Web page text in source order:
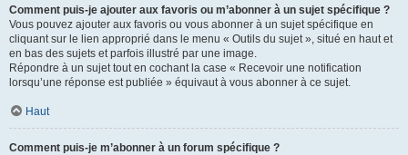
Comment puis-je ajouter aux favoris ou m’abonner à un sujet spécifique ?
Vous pouvez ajouter aux favoris ou vous abonner à un sujet spécifique en
cliquant sur le lien approprié dans le menu « Outils du sujet », situé en haut et
en bas des sujets et parfois illustré par une image.
Répondre à un sujet tout en cochant la case « Recevoir une notification
lorsqu’une réponse est publiée » équivaut à vous abonner à ce sujet.
Haut
Comment puis-je m’abonner à un forum spécifique ?